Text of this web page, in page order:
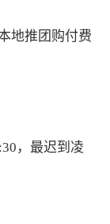
地推团购付费
，最迟到凌